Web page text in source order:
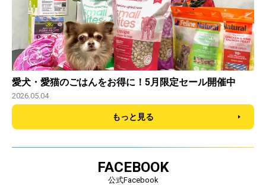
愛犬・愛猫のごはんをお得に！5月限定セール開催中
2026.05.04
もっと見る
FACEBOOK
公式Facebook